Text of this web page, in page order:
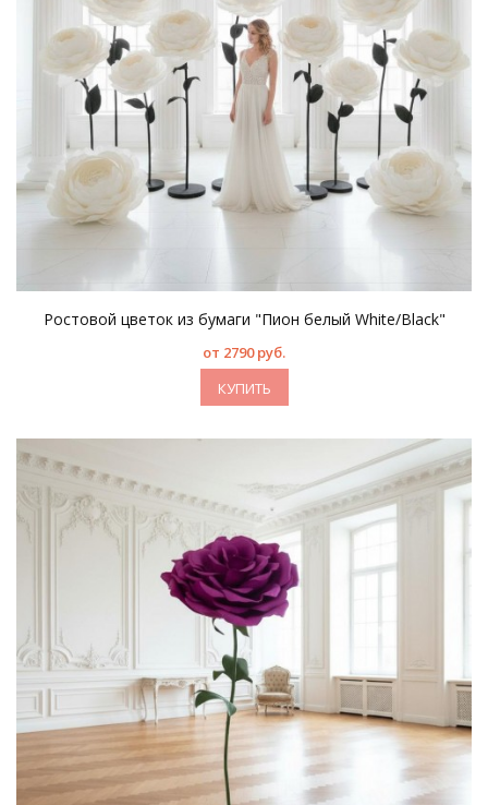
Ростовой цветок из бумаги "Пион белый White/Black"
от 2790 руб.
КУПИТЬ